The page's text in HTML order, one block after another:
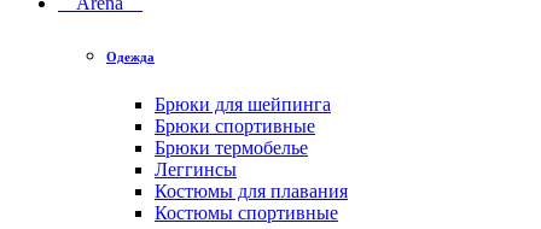
Одежда
Брюки для шейпинга
Брюки спортивные
Брюки термобелье
Леггинсы
Костюмы для плавания
Костюмы спортивные